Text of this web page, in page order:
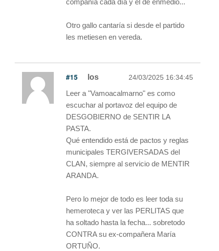
Otro gallo cantaría si desde el partido
les metiesen en vereda.
#15 los 24/03/2025 16:34:45
Leer a "Vamoacalmarno" es como
escuchar al portavoz del equipo de
DESGOBIERNO de SENTIR LA
PASTA.
Qué entendido está de pactos y reglas
municipales TERGIVERSADAS del
CLAN, siempre al servicio de MENTIR
ARANDA.
Pero lo mejor de todo es leer toda su
hemeroteca y ver las PERLITAS que
ha soltado hasta la fecha... sobretodo
CONTRA su ex-compañera María
ORTUÑO.